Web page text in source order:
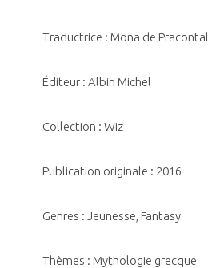
Traductrice : Mona de Pracontal
Éditeur : Albin Michel
Collection : Wiz
Publication originale : 2016
Genres : Jeunesse, Fantasy
Thèmes : Mythologie grecque